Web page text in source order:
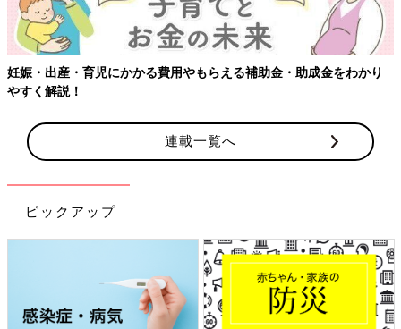
妊娠・出産・育児にかかる費用やもらえる補助金・助成金をわかり
やすく解説！
連載一覧へ
ピックアップ